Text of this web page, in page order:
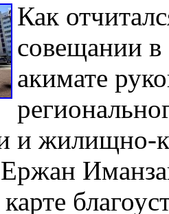
Как
совещании в
акимате
и жилищно-
Ержан